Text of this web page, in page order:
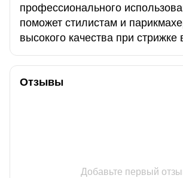
профессионального
поможет стилистам и
высокого качества при стрижке
Отзывы
Добавьте первый